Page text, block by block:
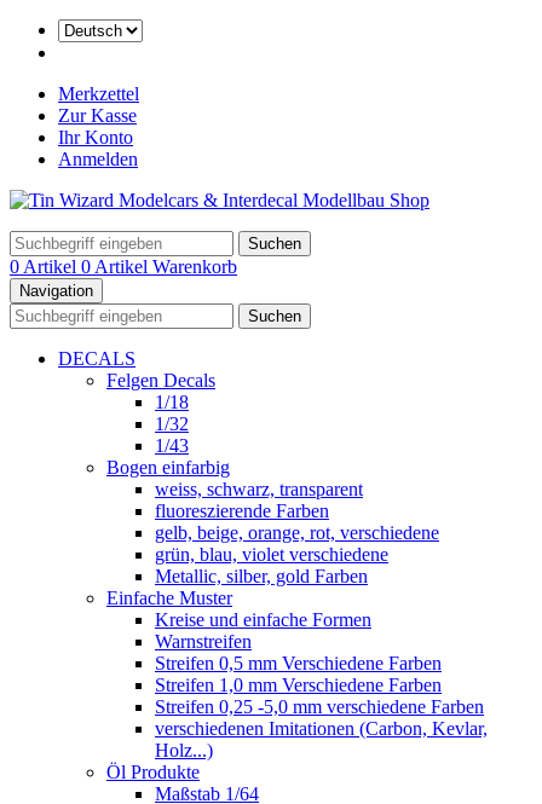
Merkzettel
Zur Kasse
Ihr Konto
Anmelden
Suchen
0 Artikel 0 Artikel Warenkorb
Navigation
Suchen
DECALS
Felgen Decals
1/18
1/32
1/43
Bogen einfarbig
weiss, schwarz, transparent
fluoreszierende Farben
gelb, beige, orange, rot, verschiedene
grün, blau, violet verschiedene
Metallic, silber, gold Farben
Einfache Muster
Kreise und einfache Formen
Warnstreifen
Streifen 0,5 mm Verschiedene Farben
Streifen 1,0 mm Verschiedene Farben
Streifen 0,25 -5,0 mm verschiedene Farben
verschiedenen Imitationen (Carbon, Kevlar,
Holz...)
Öl Produkte
Maßstab 1/64